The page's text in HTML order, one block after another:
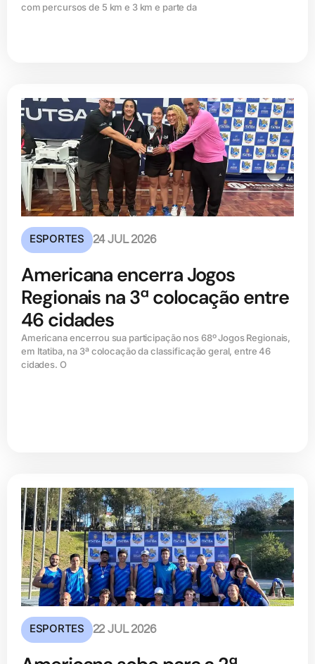
com percursos de 5 km e 3 km e parte da
ESPORTES 24 JUL 2026
Americana encerra Jogos
Regionais na 3ª colocação entre
46 cidades
Americana encerrou sua participação nos 68º Jogos Regionais,
em Itatiba, na 3ª colocação da classificação geral, entre 46
cidades. O
ESPORTES 22 JUL 2026